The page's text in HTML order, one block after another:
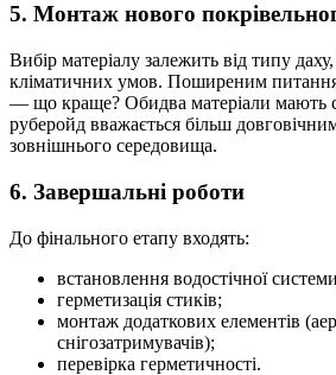
5. Монтаж нового
Вибір матеріалу залежить від типу
кліматичних умов. Поширеним
— що краще? Обидва матеріали мають
руберойд вважається більш
зовнішнього середовища.
6. Завершальні роботи
До фінального етапу входять:
встановлення водостічної
герметизація стиків;
монтаж додаткових елементів
снігозатримувачів);
перевірка герметичності.